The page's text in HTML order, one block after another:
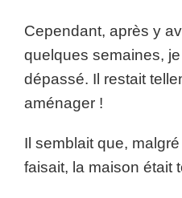
Cependant, après y
quelques semaines, je
dépassé. Il restait
aménager !
Il semblait que,
faisait, la maison était